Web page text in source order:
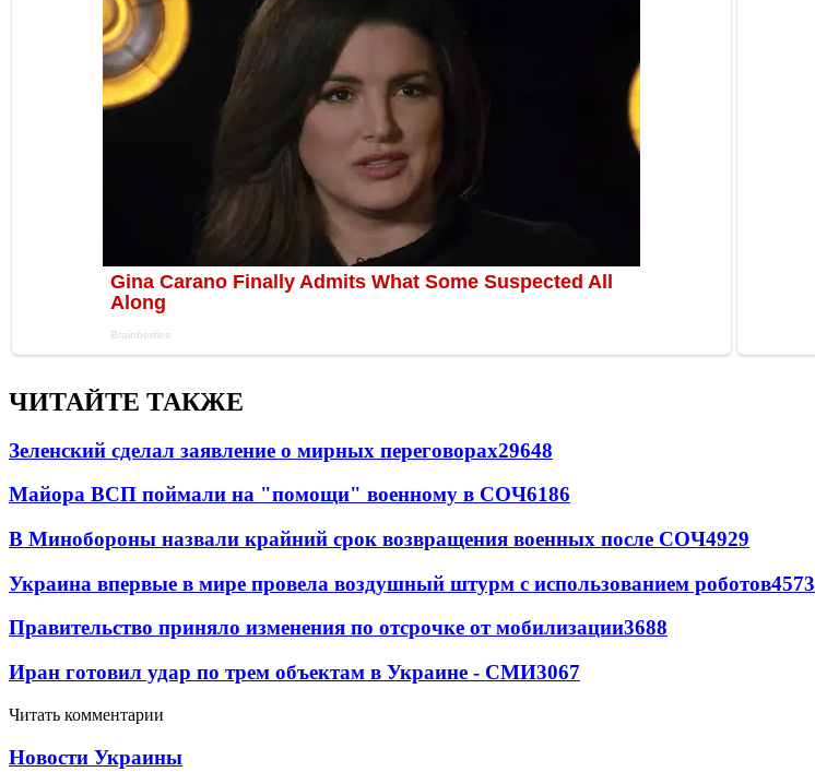
ЧИТАЙТЕ ТАКЖЕ
Зеленский сделал заявление о мирных переговорах29648
Майора ВСП поймали на "помощи" военному в СОЧ6186
В Минобороны назвали крайний срок возвращения военных после СОЧ4929
Украина впервые в мире провела воздушный штурм с использованием роботов4573
Правительство приняло изменения по отсрочке от мобилизации3688
Иран готовил удар по трем объектам в Украине - СМИ3067
Читать комментарии
Новости Украины